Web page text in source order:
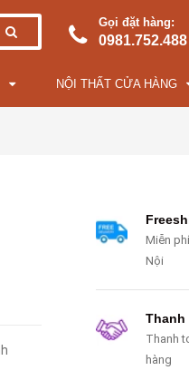
Gọi đặt hàng:
0981.752.488
NỘI THẤT CỬA HÀNG
Miễn
Nội
Thanh
Thanh
hàng